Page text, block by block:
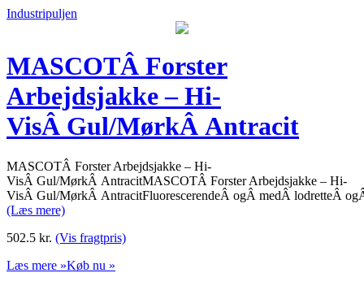
Industripuljen
MASCOTÂ Forster
Arbejdsjakke – Hi-
VisÂ Gul/MørkÂ Antracit
MASCOTÂ Forster Arbejdsjakke – Hi-
VisÂ Gul/MørkÂ AntracitMASCOTÂ Forster Arbejdsjakke – Hi-
VisÂ Gul/MørkÂ AntracitFluorescerendeÂ ogÂ medÂ lodretteÂ
(Læs mere)
502.5 kr. (Vis fragtpris)
Læs mere »Køb nu »